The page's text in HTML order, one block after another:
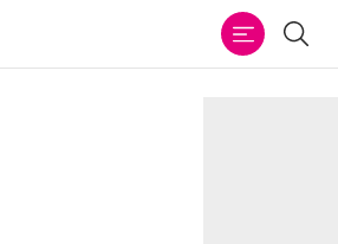
Cercar